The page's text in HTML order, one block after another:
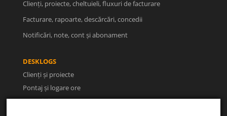
Clienți, proiecte, cheltuieli, fluxuri de facturare
Facturare, rapoarte, descărcări, concedii
Notificări, note, cont și abonament
DESKLOGS
Clienți și proiecte
Pontaj și logare ore
Facturi și rapoarte